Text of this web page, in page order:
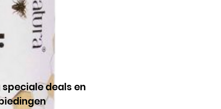
speciale deals en